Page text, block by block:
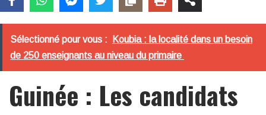
Sélectionné pour vous :
Koubia : la localité dans un besoin
de 250 enseignants au niveau du primaire
Guinée : Les candidats